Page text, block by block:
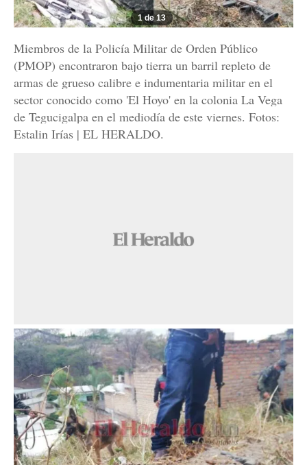
1 de 13
Miembros de la Policía Militar de Orden Público
(PMOP) encontraron bajo tierra un barril repleto de
armas de grueso calibre e indumentaria militar en el
sector conocido como 'El Hoyo' en la colonia La Vega
de Tegucigalpa en el mediodía de este viernes. Fotos:
Estalin Irías | EL HERALDO.